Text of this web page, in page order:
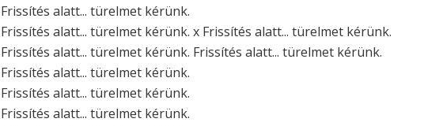
Frissítés alatt... türelmet kérünk.
Frissítés alatt... türelmet kérünk. x Frissítés alatt... türelmet kérünk.
Frissítés alatt... türelmet kérünk. Frissítés alatt... türelmet kérünk.
Frissítés alatt... türelmet kérünk.
Frissítés alatt... türelmet kérünk.
Frissítés alatt... türelmet kérünk.